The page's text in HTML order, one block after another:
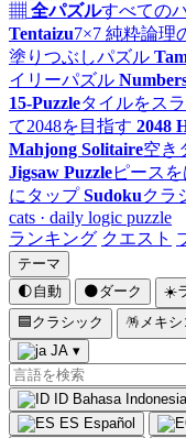
▦ 全パズルすべての
Tentaizu7×7 純粋論理
塗りつぶしパズル
イリーパズル
15-Puzzleタイルをス
て2048を目指す 2048
Mahjong Solitaire空き
Jigsaw Puzzleピース
にタップ Sudokuクラ
cats · daily logic puzzle
ランキング クエスト
テーマ
🌓自動 🌑ダーク ☀️
🟦 クラシック 🪅 メキシ
JA ▾
ID Bahasa Indonesia
ES Español